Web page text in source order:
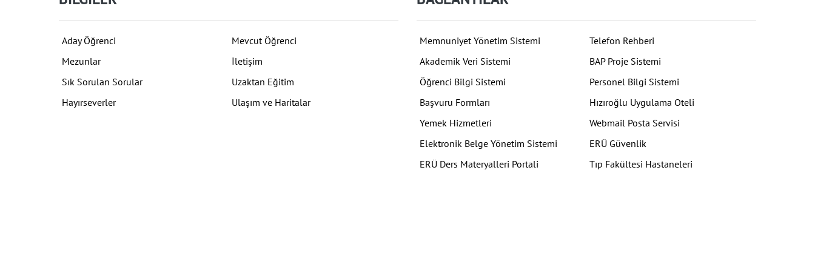
Aday Öğrenci
Mevcut Öğrenci
Mezunlar
İletişim
Sık Sorulan Sorular
Uzaktan Eğitim
Hayırseverler
Ulaşım ve Haritalar
Memnuniyet Yönetim Sistemi
Telefon Rehberi
Akademik Veri Sistemi
BAP Proje Sistemi
Öğrenci Bilgi Sistemi
Personel Bilgi Sistemi
Başvuru Formları
Hızıroğlu Uygulama Oteli
Yemek Hizmetleri
Webmail Posta Servisi
Elektronik Belge Yönetim Sistemi
ERÜ Güvenlik
ERÜ Ders Materyalleri Portali
Tıp Fakültesi Hastaneleri